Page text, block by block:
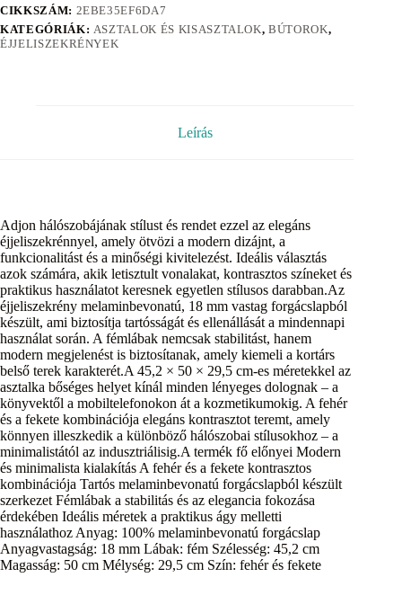
CIKKSZÁM: 2EBE35EF6DA7
KATEGÓRIÁK: ASZTALOK ÉS KISASZTALOK,BÚTOROK,
ÉJJELISZEKRÉNYEK
Leírás
Adjon hálószobájának stílust és rendet ezzel az elegáns
éjjeliszekrénnyel, amely ötvözi a modern dizájnt, a
funkcionalitást és a minőségi kivitelezést. Ideális választás
azok számára, akik letisztult vonalakat, kontrasztos színeket és
praktikus használatot keresnek egyetlen stílusos darabban.Az
éjjeliszekrény melaminbevonatú, 18 mm vastag forgácslapból
készült, ami biztosítja tartósságát és ellenállását a mindennapi
használat során. A fémlábak nemcsak stabilitást, hanem
modern megjelenést is biztosítanak, amely kiemeli a kortárs
belső terek karakterét.A 45,2 × 50 × 29,5 cm-es méretekkel az
asztalka bőséges helyet kínál minden lényeges dolognak – a
könyvektől a mobiltelefonokon át a kozmetikumokig. A fehér
és a fekete kombinációja elegáns kontrasztot teremt, amely
könnyen illeszkedik a különböző hálószobai stílusokhoz – a
minimalistától az indusztriálisig.A termék fő előnyei Modern
és minimalista kialakítás A fehér és a fekete kontrasztos
kombinációja Tartós melaminbevonatú forgácslapból készült
szerkezet Fémlábak a stabilitás és az elegancia fokozása
érdekében Ideális méretek a praktikus ágy melletti
használathoz Anyag: 100% melaminbevonatú forgácslap
Anyagvastagság: 18 mm Lábak: fém Szélesség: 45,2 cm
Magasság: 50 cm Mélység: 29,5 cm Szín: fehér és fekete